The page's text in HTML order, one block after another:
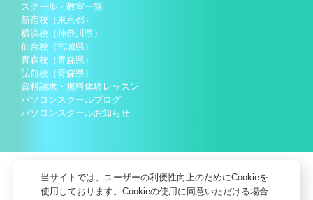
スクール・教室一覧
新宿校（東京都）
横浜校（神奈川県）
仙台校（宮城県）
青森校（青森県）
弘前校（青森県）
資料請求・無料体験レッスン
パソコンスクールブログ
パソコンスクールお知らせ
当サイトでは、ユーザーの利便性向上のためにCookieを
使用しております。Cookieの使用に同意いただける場合